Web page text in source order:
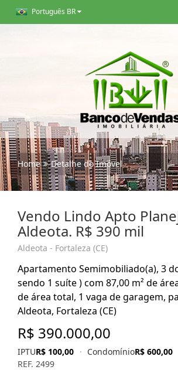
Português BR
Home Detalhe do Imóvel
Vendo Lindo Apto
Aldeota. R$ 390 mil
Aldeota - Fortaleza (CE)
Apartamento Semimobiliado(a), 3
sendo 1 suíte ) com 87,00 m² de
de área total, 1 vaga de garagem,
Aldeota, Fortaleza (CE)
R$ 390.000,00
IPTUR$ 100,00 · CondomínioR$ 600,00
REF. 2499